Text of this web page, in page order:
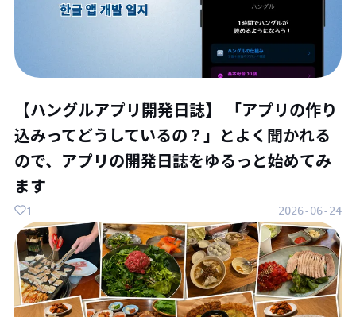
【ハングルアプリ開発日誌】 「アプリの作り
込みってどうしているの？」とよく聞かれる
ので、アプリの開発日誌をゆるっと始めてみ
ます
2026-06-24
1